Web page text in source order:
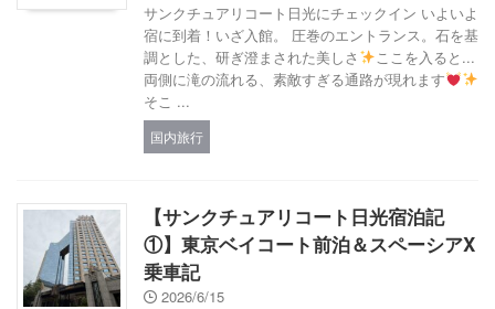
サンクチュアリコート日光にチェックイン いよいよ
宿に到着！いざ入館。 圧巻のエントランス。石を基
調とした、研ぎ澄まされた美しさ
ここを入ると...
両側に滝の流れる、素敵すぎる通路が現れます
そこ ...
国内旅行
【サンクチュアリコート日光宿泊記
①】東京ベイコート前泊＆スペーシアX
乗車記
2026/6/15